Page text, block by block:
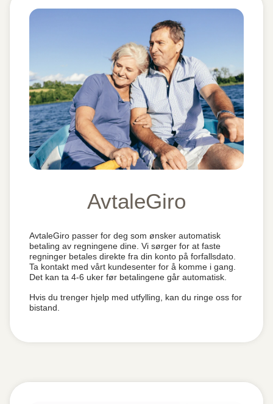
AvtaleGiro
AvtaleGiro passer for deg som ønsker automatisk
betaling av regningene dine. Vi sørger for at faste
regninger betales direkte fra din konto på forfallsdato.
Ta kontakt med vårt kundesenter for å komme i gang.
Det kan ta 4-6 uker før betalingene går automatisk.
Hvis du trenger hjelp med utfylling, kan du ringe oss for
bistand.